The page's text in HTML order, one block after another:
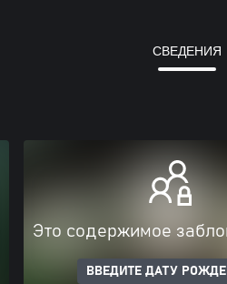
СВЕДЕНИЯ
Это содержимое
ВВЕДИТЕ ДАТУ